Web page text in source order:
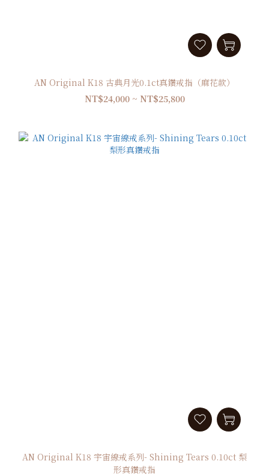
AN Original K18 古典月光0.1ct真鑽戒指（麻花款）
NT$24,000 ~ NT$25,800
AN Original K18 宇宙線戒系列- Shining Tears 0.10ct 梨
形真鑽戒指